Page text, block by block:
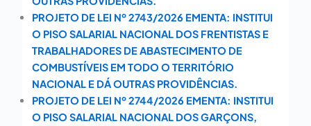
PROJETO DE LEI Nº 2743/2026 EMENTA: INSTITUI
O PISO SALARIAL NACIONAL DOS FRENTISTAS E
TRABALHADORES DE ABASTECIMENTO DE
COMBUSTÍVEIS EM TODO O TERRITÓRIO
NACIONAL E DÁ OUTRAS PROVIDÊNCIAS.
PROJETO DE LEI Nº 2744/2026 EMENTA: INSTITUI
O PISO SALARIAL NACIONAL DOS GARÇONS,